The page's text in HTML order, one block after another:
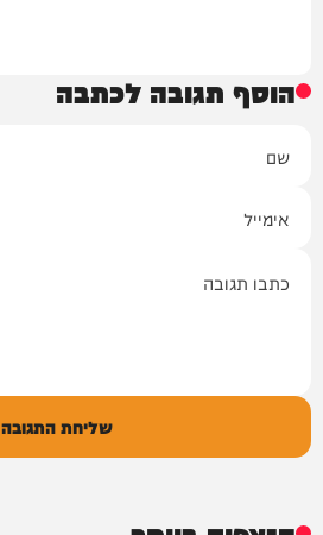
הוסף תגובה לכתבה
שליחת התגובה